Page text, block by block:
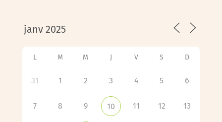
L M M J V S D
31 1 2 3 4 5 6
7 8 9 10 11 12 13